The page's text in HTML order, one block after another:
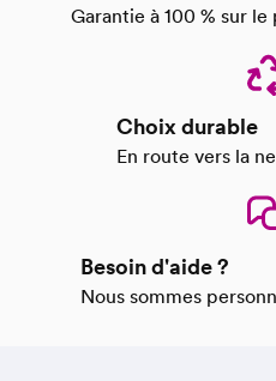
Garantie à 100 % sur
Choix durable
En route vers la
Besoin d'aide ?
Nous sommes